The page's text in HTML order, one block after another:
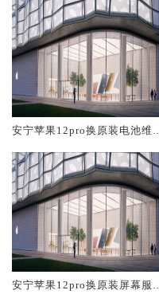
安宁苹果12pro换原装电池维修
安宁苹果12pro换原装屏幕服务